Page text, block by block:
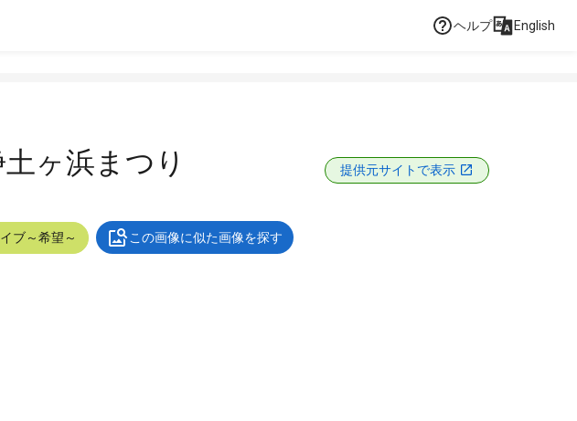
ヘルプ English
ヶ浜まつり 提供元サイトで表示
ブ～希望～ この画像に似た画像を探す